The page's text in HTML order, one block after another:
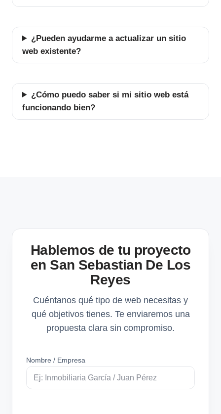
¿Pueden ayudarme a actualizar un sitio
web existente?
¿Cómo puedo saber si mi sitio web está
funcionando bien?
Hablemos de tu proyecto
en San Sebastian De Los
Reyes
Cuéntanos qué tipo de web necesitas y
qué objetivos tienes. Te enviaremos una
propuesta clara sin compromiso.
Nombre / Empresa